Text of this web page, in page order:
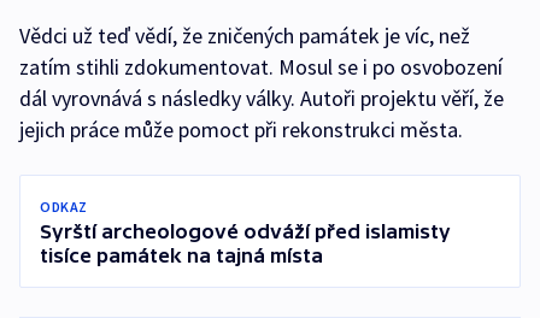
Vědci už teď vědí, že zničených památek je víc, než
zatím stihli zdokumentovat. Mosul se i po osvobození
dál vyrovnává s následky války. Autoři projektu věří, že
jejich práce může pomoct při rekonstrukci města.
ODKAZ
Syrští archeologové odváží před islamisty
tisíce památek na tajná místa